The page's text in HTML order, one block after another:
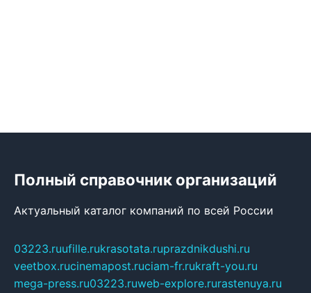
Полный справочник организаций
Актуальный каталог компаний по всей России
03223.ruufille.rukrasotata.ruprazdnikdushi.ru
veetbox.rucinemapost.ruciam-fr.rukraft-you.ru
mega-press.ru03223.ruweb-explore.rurastenuya.ru